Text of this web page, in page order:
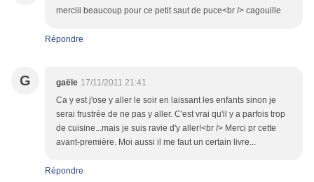
merciii beaucoup pour ce petit saut de puce<br /> cagouille
Répondre
G gaële 17/11/2011 21:41
Ca y est j'ose y aller le soir en laissant les enfants sinon je
serai frustrée de ne pas y aller. C'est vrai qu'il y a parfois trop
de cuisine...mais je suis ravie d'y aller!<br /> Merci pr cette
avant-première. Moi aussi il me faut un certain livre...
Répondre